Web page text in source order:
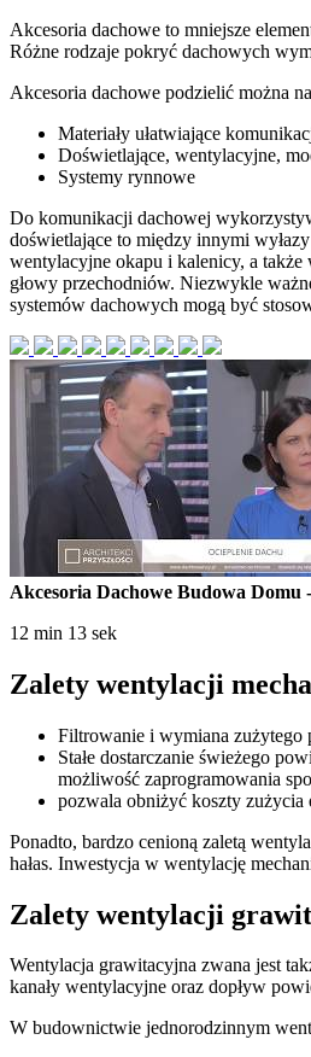
Akcesoria dachowe to mniejsze
Różne rodzaje pokryć dachowych
Akcesoria dachowe podzielić można na
Materiały ułatwiające
Doświetlające, wentylacyjne,
Systemy rynnowe
Do komunikacji dachowej
doświetlające to między innymi
wentylacyjne okapu i kalenicy, a także
głowy przechodniów. Niezwykle
systemów dachowych mogą być
Akcesoria Dachowe Budowa Domu
12 min 13 sek
Zalety wentylacji
Filtrowanie i wymiana zużytego
Stałe dostarczanie świeżego
możliwość zaprogramowania
pozwala obniżyć koszty
Ponadto, bardzo cenioną zaletą
hałas. Inwestycja w wentylację
Zalety wentylacji
Wentylacja grawitacyjna zwana jest
kanały wentylacyjne oraz dopływ
W budownictwie jednorodzinnym